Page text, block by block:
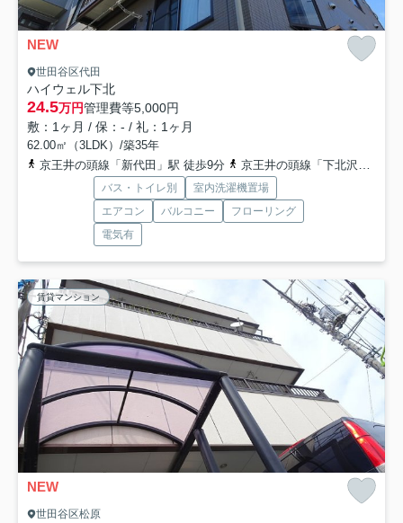
NEW
世田谷区代田
ハイウェル下北
24.5万円管理費等5,000円
敷：1ヶ月 / 保：- / 礼：1ヶ月
62.00㎡（3LDK）/築35年
京王井の頭線「新代田」駅 徒歩9分
京王井の頭線「下北沢」駅 徒歩10分
バス・トイレ別
室内洗濯機置場
エアコン
バルコニー
フローリング
電気有
賃貸マンション
NEW
世田谷区松原